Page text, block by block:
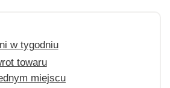
w tygodniu
towaru
miejscu